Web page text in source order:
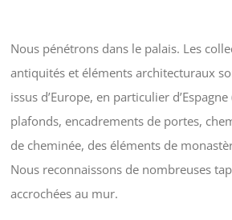
Nous pénétrons dans le palais. Les
antiquités et éléments architecturaux
issus d’Europe, en particulier
plafonds, encadrements de portes,
de cheminée, des éléments de
Nous reconnaissons de nombreuses
accrochées au mur.